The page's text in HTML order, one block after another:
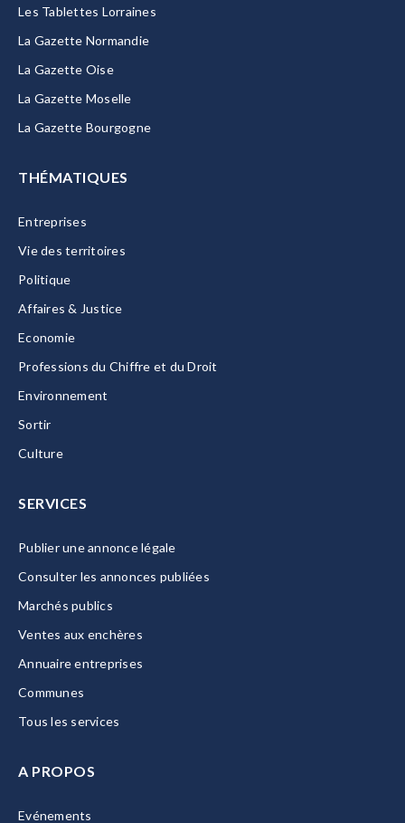
Les Tablettes Lorraines
La Gazette Normandie
La Gazette Oise
La Gazette Moselle
La Gazette Bourgogne
THÉMATIQUES
Entreprises
Vie des territoires
Politique
Affaires & Justice
Economie
Professions du Chiffre et du Droit
Environnement
Sortir
Culture
SERVICES
Publier une annonce légale
Consulter les annonces publiées
Marchés publics
Ventes aux enchères
Annuaire entreprises
Communes
Tous les services
A PROPOS
Evénements